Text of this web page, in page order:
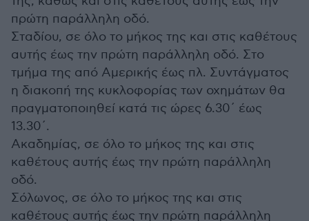
πρώτη παράλληλη οδό.
Σταδίου, σε όλο το μήκος της και στις καθέτους
αυτής έως την πρώτη παράλληλη οδό. Στο
τμήμα της από Αμερικής έως πλ. Συντάγματος
η διακοπή της κυκλοφορίας των οχημάτων θα
πραγματοποιηθεί κατά τις ώρες 6.30΄ έως
13.30΄.
Ακαδημίας, σε όλο το μήκος της και στις
καθέτους αυτής έως την πρώτη παράλληλη
οδό.
Σόλωνος, σε όλο το μήκος της και στις
καθέτους αυτής έως την πρώτη παράλληλη